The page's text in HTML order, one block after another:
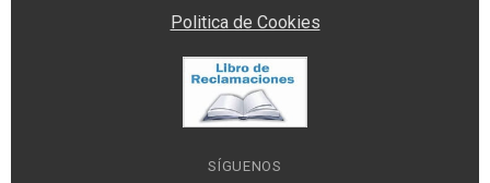
Politica de Cookies
SÍGUENOS